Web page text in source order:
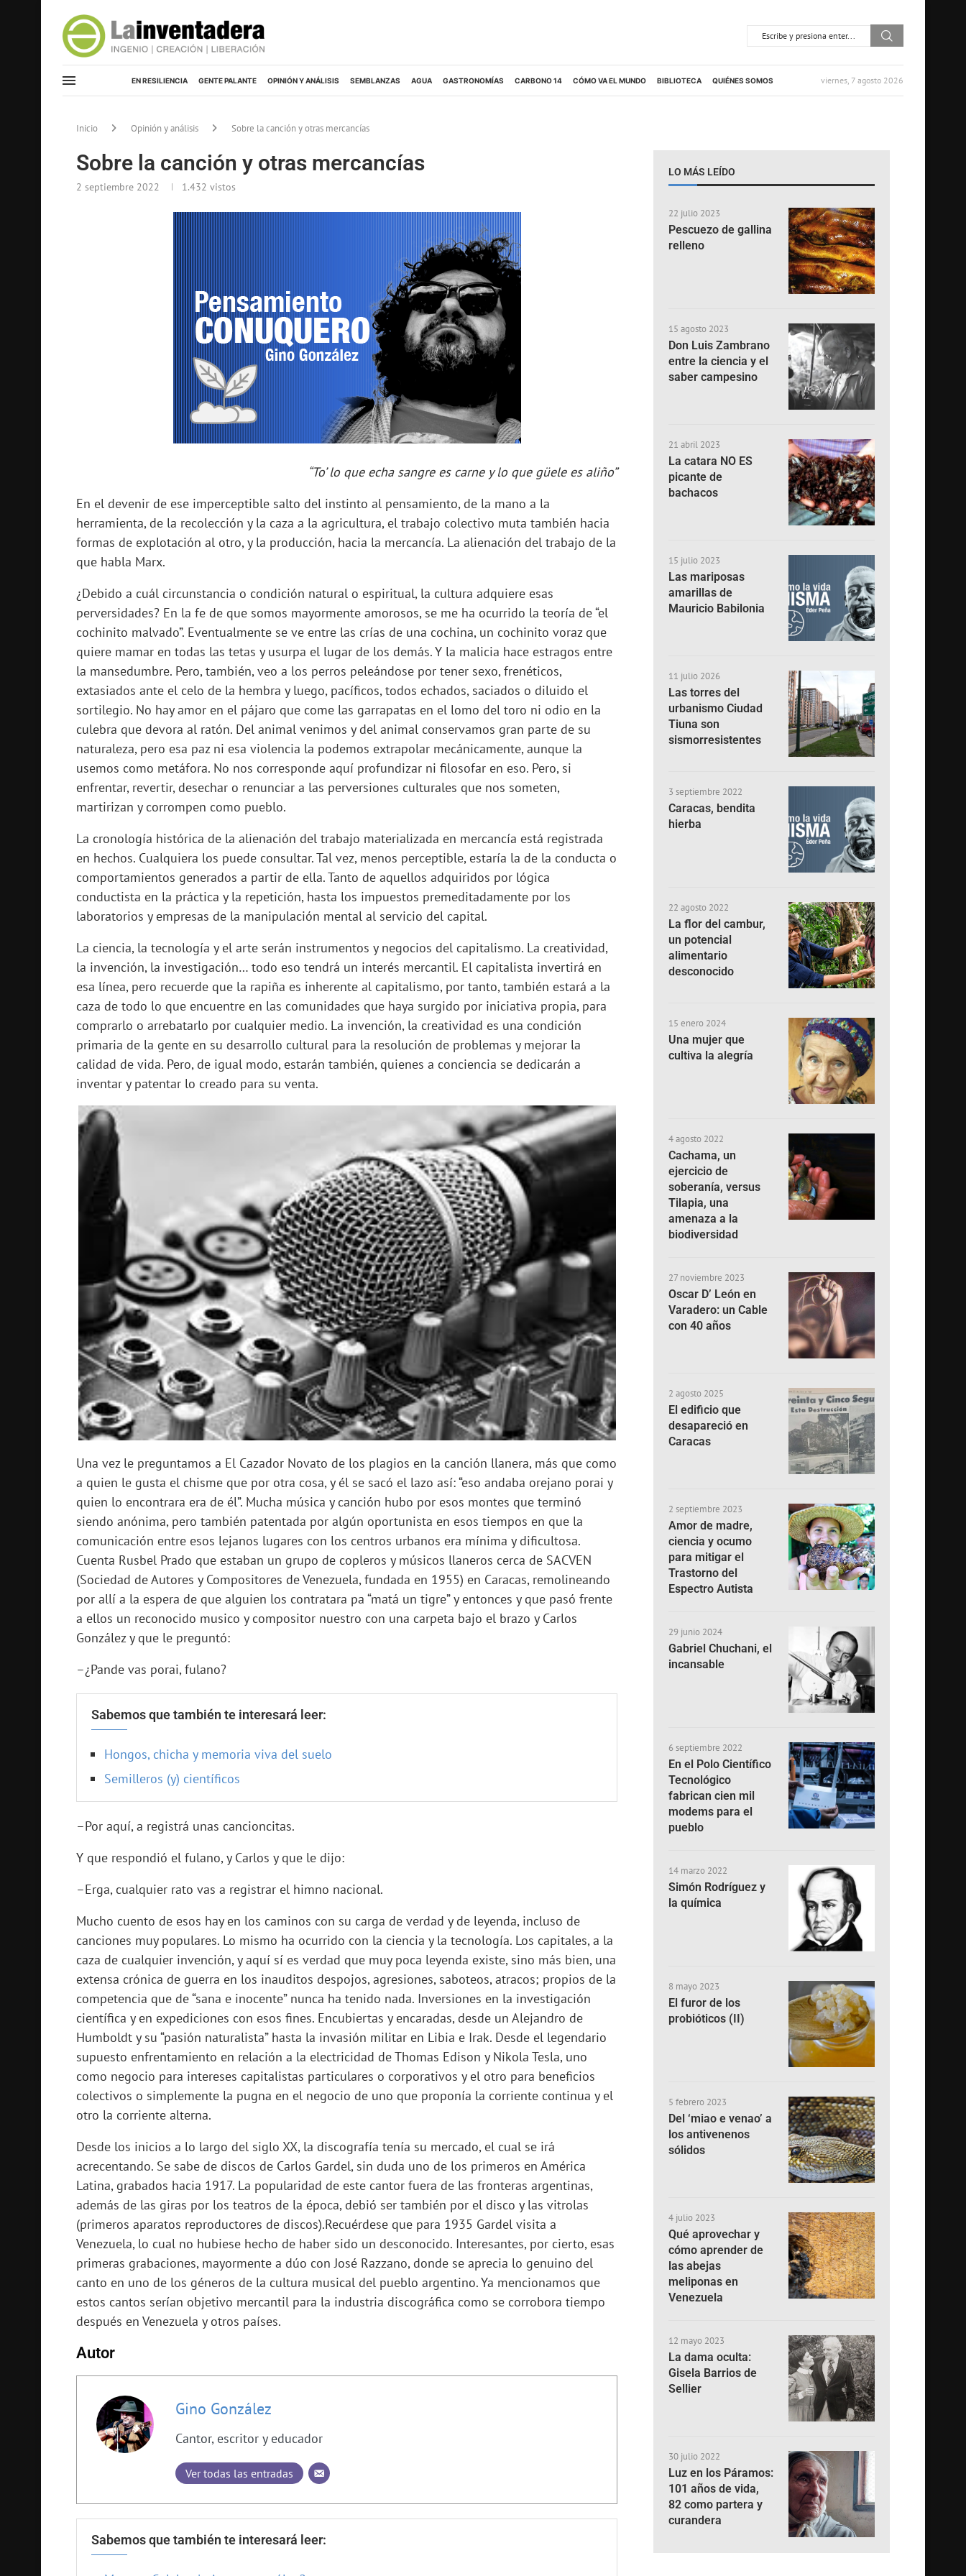
EN RESILIENCIA GENTE PALANTE OPINIÓN Y ANÁLISIS SEMBLANZAS AGUA GASTRONOMÍAS CARBONO 14 CÓMO VA EL MUNDO BIBLIOTECA QUIÉNES SOMOS viernes, 7 agosto 2026
Inicio Opinión y análisis Sobre la canción y otras mercancías
Sobre la canción y otras mercancías
2 septiembre 2022 1.432 vistos
“To’ lo que echa sangre es carne y lo que güele es aliño”
En el devenir de ese imperceptible salto del instinto al pensamiento, de la mano a la
herramienta, de la recolección y la caza a la agricultura, el trabajo colectivo muta también hacia
formas de explotación al otro, y la producción, hacia la mercancía. La alienación del trabajo de la
que habla Marx.
¿Debido a cuál circunstancia o condición natural o espiritual, la cultura adquiere esas
perversidades? En la fe de que somos mayormente amorosos, se me ha ocurrido la teoría de “el
cochinito malvado”. Eventualmente se ve entre las crías de una cochina, un cochinito voraz que
quiere mamar en todas las tetas y usurpa el lugar de los demás. Y la malicia hace estragos entre
la mansedumbre. Pero, también, veo a los perros peleándose por tener sexo, frenéticos,
extasiados ante el celo de la hembra y luego, pacíficos, todos echados, saciados o diluido el
sortilegio. No hay amor en el pájaro que come las garrapatas en el lomo del toro ni odio en la
culebra que devora al ratón. Del animal venimos y del animal conservamos gran parte de su
naturaleza, pero esa paz ni esa violencia la podemos extrapolar mecánicamente, aunque la
usemos como metáfora. No nos corresponde aquí profundizar ni filosofar en eso. Pero, si
enfrentar, revertir, desechar o renunciar a las perversiones culturales que nos someten,
martirizan y corrompen como pueblo.
La cronología histórica de la alienación del trabajo materializada en mercancía está registrada
en hechos. Cualquiera los puede consultar. Tal vez, menos perceptible, estaría la de la conducta o
comportamientos generados a partir de ella. Tanto de aquellos adquiridos por lógica
conductista en la práctica y la repetición, hasta los impuestos premeditadamente por los
laboratorios y empresas de la manipulación mental al servicio del capital.
La ciencia, la tecnología y el arte serán instrumentos y negocios del capitalismo. La creatividad,
la invención, la investigación… todo eso tendrá un interés mercantil. El capitalista invertirá en
esa línea, pero recuerde que la rapiña es inherente al capitalismo, por tanto, también estará a la
caza de todo lo que encuentre en las comunidades que haya surgido por iniciativa propia, para
comprarlo o arrebatarlo por cualquier medio. La invención, la creatividad es una condición
primaria de la gente en su desarrollo cultural para la resolución de problemas y mejorar la
calidad de vida. Pero, de igual modo, estarán también, quienes a conciencia se dedicarán a
inventar y patentar lo creado para su venta.
Una vez le preguntamos a El Cazador Novato de los plagios en la canción llanera, más que como
a quien le gusta el chisme que por otra cosa, y él se sacó el lazo así: “eso andaba orejano porai y
quien lo encontrara era de él”. Mucha música y canción hubo por esos montes que terminó
siendo anónima, pero también patentada por algún oportunista en esos tiempos en que la
comunicación entre esos lejanos lugares con los centros urbanos era mínima y dificultosa.
Cuenta Rusbel Prado que estaban un grupo de copleros y músicos llaneros cerca de SACVEN
(Sociedad de Autores y Compositores de Venezuela, fundada en 1955) en Caracas, remolineando
por allí a la espera de que alguien los contratara pa “matá un tigre” y entonces y que pasó frente
a ellos un reconocido musico y compositor nuestro con una carpeta bajo el brazo y Carlos
González y que le preguntó:
–¿Pande vas porai, fulano?
Sabemos que también te interesará leer:
Hongos, chicha y memoria viva del suelo
Semilleros (y) científicos
–Por aquí, a registrá unas cancioncitas.
Y que respondió el fulano, y Carlos y que le dijo:
–Erga, cualquier rato vas a registrar el himno nacional.
Mucho cuento de esos hay en los caminos con su carga de verdad y de leyenda, incluso de
canciones muy populares. Lo mismo ha ocurrido con la ciencia y la tecnología. Los capitales, a la
caza de cualquier invención, y aquí sí es verdad que muy poca leyenda existe, sino más bien, una
extensa crónica de guerra en los inauditos despojos, agresiones, saboteos, atracos; propios de la
competencia que de “sana e inocente” nunca ha tenido nada. Inversiones en la investigación
científica y en expediciones con esos fines. Encubiertas y encaradas, desde un Alejandro de
Humboldt y su “pasión naturalista” hasta la invasión militar en Libia e Irak. Desde el legendario
supuesto enfrentamiento en relación a la electricidad de Thomas Edison y Nikola Tesla, uno
como negocio para intereses capitalistas particulares o corporativos y el otro para beneficios
colectivos o simplemente la pugna en el negocio de uno que proponía la corriente continua y el
otro la corriente alterna.
Desde los inicios a lo largo del siglo XX, la discografía tenía su mercado, el cual se irá
acrecentando. Se sabe de discos de Carlos Gardel, sin duda uno de los primeros en América
Latina, grabados hacia 1917. La popularidad de este cantor fuera de las fronteras argentinas,
además de las giras por los teatros de la época, debió ser también por el disco y las vitrolas
(primeros aparatos reproductores de discos).Recuérdese que para 1935 Gardel visita a
Venezuela, lo cual no hubiese hecho de haber sido un desconocido. Interesantes, por cierto, esas
primeras grabaciones, mayormente a dúo con José Razzano, donde se aprecia lo genuino del
canto en uno de los géneros de la cultura musical del pueblo argentino. Ya mencionamos que
estos cantos serían objetivo mercantil para la industria discográfica como se corrobora tiempo
después en Venezuela y otros países.
Autor
Gino González
Cantor, escritor y educador
Ver todas las entradas
Sabemos que también te interesará leer:
LO MÁS LEÍDO
22 julio 2023
Pescuezo de gallina
relleno
15 agosto 2023
Don Luis Zambrano
entre la ciencia y el
saber campesino
21 abril 2023
La catara NO ES
picante de
bachacos
15 julio 2023
Las mariposas
amarillas de
Mauricio Babilonia
11 julio 2026
Las torres del
urbanismo Ciudad
Tiuna son
sismorresistentes
3 septiembre 2022
Caracas, bendita
hierba
22 agosto 2022
La flor del cambur,
un potencial
alimentario
desconocido
15 enero 2024
Una mujer que
cultiva la alegría
4 agosto 2022
Cachama, un
ejercicio de
soberanía, versus
Tilapia, una
amenaza a la
biodiversidad
27 noviembre 2023
Oscar D’ León en
Varadero: un Cable
con 40 años
2 agosto 2025
El edificio que
desapareció en
Caracas
2 septiembre 2023
Amor de madre,
ciencia y ocumo
para mitigar el
Trastorno del
Espectro Autista
29 junio 2024
Gabriel Chuchani, el
incansable
6 septiembre 2022
En el Polo Científico
Tecnológico
fabrican cien mil
modems para el
pueblo
14 marzo 2022
Simón Rodríguez y
la química
8 mayo 2023
El furor de los
probióticos (II)
5 febrero 2023
Del ‘miao e venao’ a
los antivenenos
sólidos
4 julio 2023
Qué aprovechar y
cómo aprender de
las abejas
meliponas en
Venezuela
12 mayo 2023
La dama oculta:
Gisela Barrios de
Sellier
30 julio 2022
Luz en los Páramos:
101 años de vida,
82 como partera y
curandera